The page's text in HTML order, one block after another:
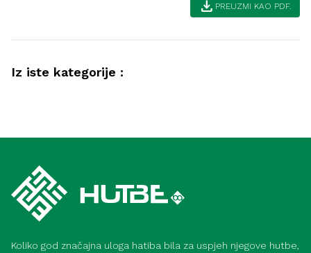
download PREUZMI KAO PDF.
Iz iste kategorije :
Koliko god značajna uloga hatiba bila za uspjeh njegove hutbe,